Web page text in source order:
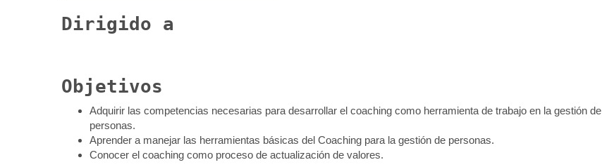
Dirigido a
Objetivos
Adquirir las competencias necesarias para desarrollar el coaching como herramienta de trabajo en la gestión de
personas.
Aprender a manejar las herramientas básicas del Coaching para la gestión de personas.
Conocer el coaching como proceso de actualización de valores.